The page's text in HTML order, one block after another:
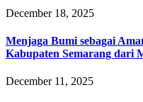
December 18, 2025
Menjaga Bumi sebagai
Kabupaten Semarang dari
December 11, 2025